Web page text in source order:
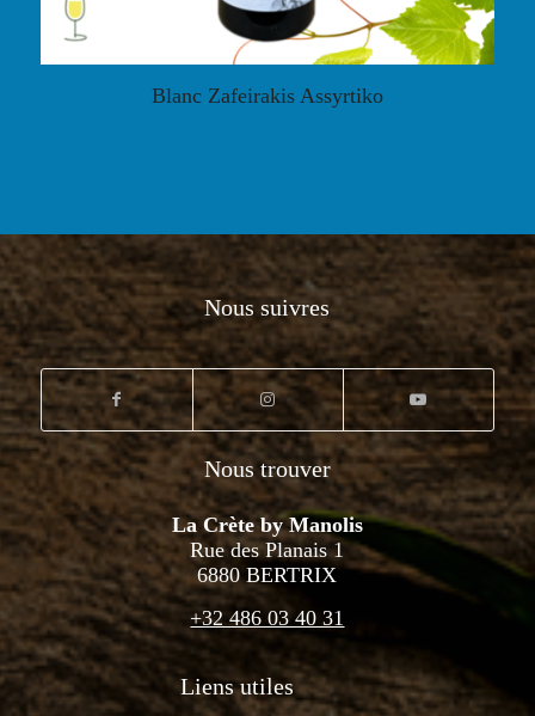
Blanc Zafeirakis Assyrtiko
Nous suivres
Nous trouver
La Crète by Manolis
Rue des Planais 1
6880 BERTRIX
+32 486 03 40 31
Liens utiles